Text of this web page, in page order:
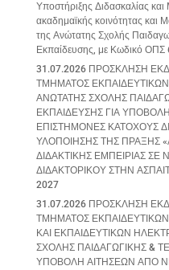
Υποστήριξης Διδασκαλίας
ακαδημαϊκής κοινότητας και
της Ανώτατης Σχολής
Εκπαίδευσης, με Κωδικό ΟΠΣ
31.07.2026 ΠΡΟΣΚΛΗΣΗ
ΤΜΗΜΑΤΟΣ
ΑΝΩΤΑΤΗΣ ΣΧΟΛΗΣ
ΕΚΠΑΙΔΕΥΣΗΣ ΓΙΑ
ΕΠΙΣΤΗΜΟΝΕΣ ΚΑΤΟΧΟΥΣ
ΥΛΟΠΟΙΗΣΗΣ ΤΗΣ ΠΡΑΞΗΣ
ΔΙΔΑΚΤΙΚΗΣ ΕΜΠΕΙΡΙΑΣ
ΔΙΔΑΚΤΟΡΙΚΟΥ ΣΤΗΝ
2027
31.07.2026 ΠΡΟΣΚΛΗΣΗ
ΤΜΗΜΑΤΟΣ
ΚΑΙ ΕΚΠΑΙΔΕΥΤΙΚΩΝ
ΣΧΟΛΗΣ ΠΑΙΔΑΓΩΓΙΚΗΣ &
ΥΠΟΒΟΛΗ ΑΙΤΗΣΕΩΝ ΑΠΟ